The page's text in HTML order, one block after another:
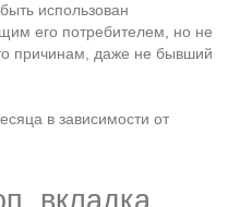
использован
его потребителем, но не
причинам, даже не бывший
в зависимости от
вкладка